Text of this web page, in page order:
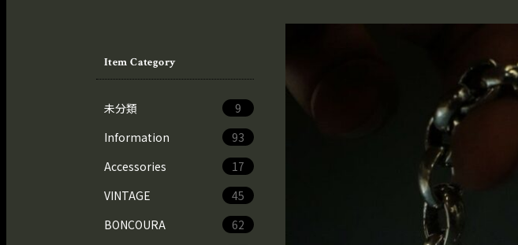
Item Category
未分類
9
Information
93
Accessories
17
VINTAGE
45
BONCOURA
62